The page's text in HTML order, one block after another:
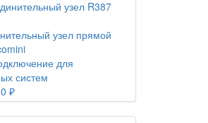
узел прямой
для
систем
₽